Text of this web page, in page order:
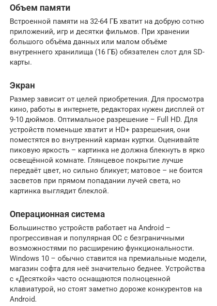
Объем памяти
Встроенной памяти на 32-64 ГБ хватит на добрую сотню
приложений, игр и десятки фильмов. При хранении
большого объёма данных или малом объёме
внутреннего хранилища (16 ГБ) обязателен слот для SD-
карты.
Экран
Размер зависит от целей приобретения. Для просмотра
кино, работы в интернете, редакторах нужен дисплей от
9-10 дюймов. Оптимальное разрешение – Full HD. Для
устройств поменьше хватит и HD+ разрешения, они
поместятся во внутренний карман куртки. Оценивайте
пиковую яркость – картинка не должна блекнуть в ярко
освещённой комнате. Глянцевое покрытие лучше
передаёт цвет, но сильно бликует; матовое – не боится
засветов при прямом попадании лучей света, но
картинка выглядит блеклой.
Операционная система
Большинство устройств работает на Android –
прогрессивная и популярная ОС с безграничными
возможностями по расширению функциональности.
Windows 10 – обычно ставится на премиальные модели,
магазин софта для неё значительно беднее. Устройства
с «Десяткой» часто оснащаются полноценной
клавиатурой, но стоят заметно дороже конкурентов на
Android.